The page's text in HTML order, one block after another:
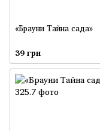
«Брауни Тайна сада»
39 грн